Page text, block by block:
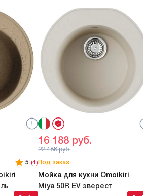
5 (4)Под заказ
Мойка для кухни Omoikiri
Miya 50R EV эверест
16 188 руб.
22 488руб.